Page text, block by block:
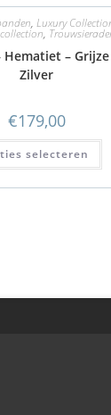
, Luxury
,
–
Zilver
€179,00
selecteren